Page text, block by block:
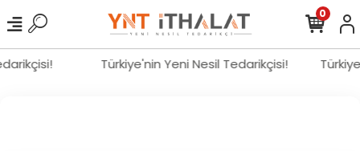
Türkiye'nin Yeni Nesil Tedarikçisi!
0